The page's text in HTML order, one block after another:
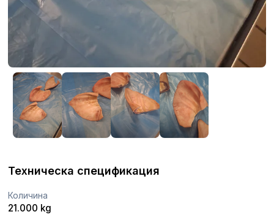
Техническа спецификация
Количина
21.000 kg